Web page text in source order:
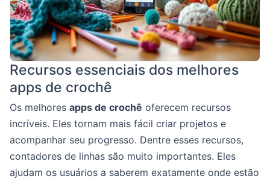
Recursos essenciais dos melhores
apps de crochê
Os melhores apps de crochê oferecem recursos
incríveis. Eles tornam mais fácil criar projetos e
acompanhar seu progresso. Dentre esses recursos,
contadores de linhas são muito importantes. Eles
ajudam os usuários a saberem exatamente onde estão